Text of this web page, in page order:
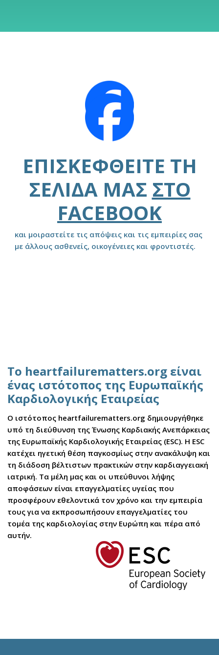
ΕΠΙΣΚΕΦΘΕΊΤΕ ΤΗ
ΣΕΛΊΔΑ ΜΑΣ ΣΤΟ
FACEBOOK
και μοιραστείτε τις απόψεις και τις εμπειρίες σας
με άλλους ασθενείς, οικογένειες και φροντιστές.
Το heartfailurematters.org είναι
ένας ιστότοπος της Ευρωπαϊκής
Καρδιολογικής Εταιρείας
Ο ιστότοπος heartfailurematters.org δημιουργήθηκε
υπό τη διεύθυνση της Ένωσης Καρδιακής Ανεπάρκειας
της Ευρωπαϊκής Καρδιολογικής Εταιρείας (ESC). Η ESC
κατέχει ηγετική θέση παγκοσμίως στην ανακάλυψη και
τη διάδοση βέλτιστων πρακτικών στην καρδιαγγειακή
ιατρική. Τα μέλη μας και οι υπεύθυνοι λήψης
αποφάσεων είναι επαγγελματίες υγείας που
προσφέρουν εθελοντικά τον χρόνο και την εμπειρία
τους για να εκπροσωπήσουν επαγγελματίες του
τομέα της καρδιολογίας στην Ευρώπη και πέρα από
αυτήν.